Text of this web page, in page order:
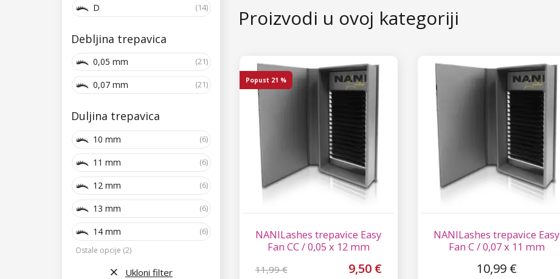
D (14)
Debljina trepavica
0,05 mm (21)
0,07 mm (21)
Duljina trepavica
10 mm (6)
11 mm (6)
12 mm (6)
13 mm (6)
14 mm (6)
Ostale opcije (2)
Ukloni filter
Proizvodi u ovoj kategoriji
NANILashes trepavice Easy
Fan CC / 0,05 x 12 mm
11,99 € 9,50 €
Popust 21 %
NANILashes trepavice Easy
Fan C / 0,07 x 11 mm
10,99 €